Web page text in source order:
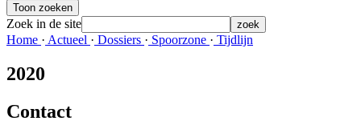
Toon zoeken
Zoek in de site zoek
Home · Actueel · Dossiers · Spoorzone · Tijdlijn
2020
Contact